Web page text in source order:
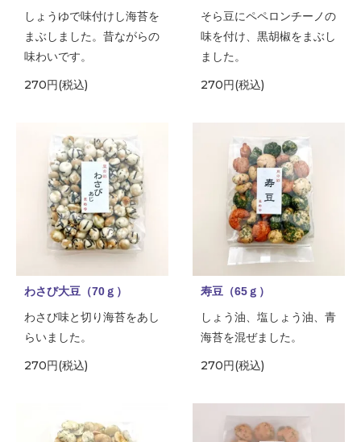
しょうゆで味付けし海苔を
まぶしました。昔ながらの
味わいです。
270円(税込)
そら豆にペペロンチーノの
味を付け、黒胡椒をまぶし
ました。
270円(税込)
わさび大豆（70ｇ）
わさび味と切り海苔をあし
らいました。
270円(税込)
寿豆（65ｇ）
しょう油、塩しょう油、青
海苔を混ぜました。
270円(税込)